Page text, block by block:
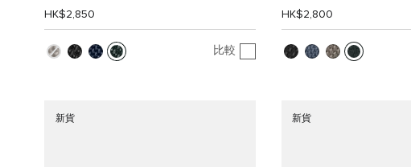
HK$2,850
比較
HK$2,800
新貨 新貨